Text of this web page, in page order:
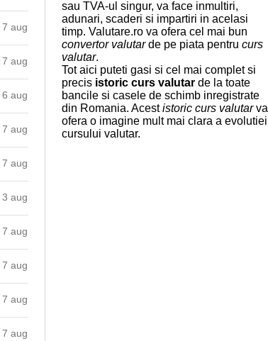
7 aug
7 aug
6 aug
7 aug
7 aug
3 aug
7 aug
7 aug
7 aug
7 aug
sau TVA-ul singur, va face inmultiri,
adunari, scaderi si impartiri in acelasi
timp. Valutare.ro va ofera cel mai bun
convertor valutarde pe piata pentru curs
valutar.
Tot aici puteti gasi si cel mai complet si
precis istoric curs valutar de la toate
bancile si casele de schimb inregistrate
din Romania. Acestistoric curs valutarva
ofera o imagine mult mai clara a evolutiei
cursului valutar.